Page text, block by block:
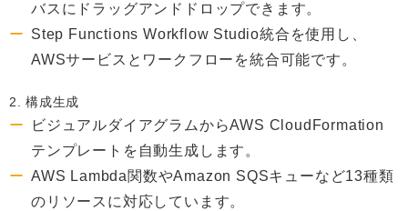
バスにドラッグアンドドロップできます。
Step Functions Workflow Studio統合を使用し、
AWSサービスとワークフローを統合可能です。
2. 構成生成
ビジュアルダイアグラムからAWS CloudFormation
テンプレートを自動生成します。
AWS Lambda関数やAmazon SQSキューなど13種類
のリソースに対応しています。